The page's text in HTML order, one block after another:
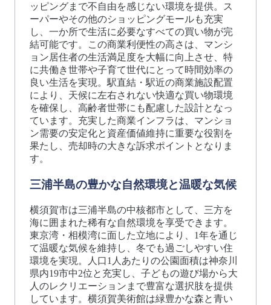
ッピングまで不自由を感じない環境を提供。ス
ーパーやその他のショッピングモールも充実
し、一か所で生活に必要なすべての買い物が完
結可能です。この商業利便性の高さは、マンシ
ョン居住者の生活満足度を大幅に向上させ、特
に共働き世帯や子育て世代にとって時間効率の
良い生活を実現。駅直結・駅近の商業施設配置
により、天候に左右されない快適な買い物環境
を確保し、高齢者世帯にも配慮した設計となっ
ています。充実した商業インフラは、マンショ
ン需要の安定化と資産価値維持に重要な役割を
果たし、売却時の大きな訴求ポイントとなりま
す。
三浦半島の豊かな自然環境と温暖な気候
横須賀市は三浦半島の中核都市として、三方を
海に囲まれた稀有な自然環境を享受できます。
東京湾・相模湾に面した立地により、1年を通じ
て温暖な気候を維持し、冬でも過ごしやすい住
環境を実現。人口1人あたりの公園面積は神奈川
県内19市中2位と充実し、子どもの遊び場から大
人のレクリエーションまで豊富な選択肢を提供
しています。横須賀美術館は緑豊かな森と青い